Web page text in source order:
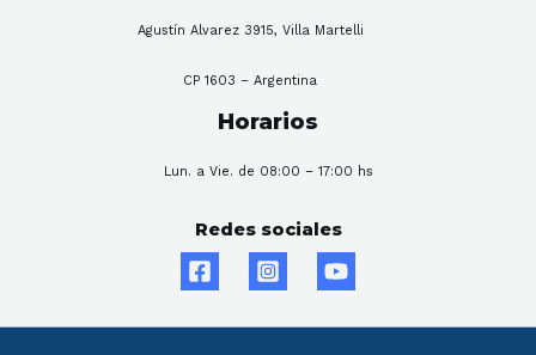
Agustín Alvarez 3915, Villa Martelli
CP 1603 – Argentina
Horarios
Lun. a Vie. de 08:00 – 17:00 hs
Redes sociales